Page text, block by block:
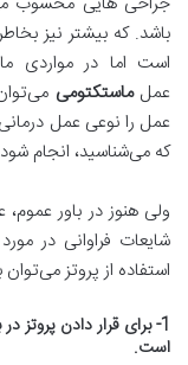
باشد. که بیشتر نیز
است اما در مواردی
عملماستکتومی
عمل را نوعی عمل
که می‌شناسید، انجام
ولی هنوز در باور
شایعات فراوانی در
استفاده از پروتز می‌توان
1- برای قرار دادن
است.